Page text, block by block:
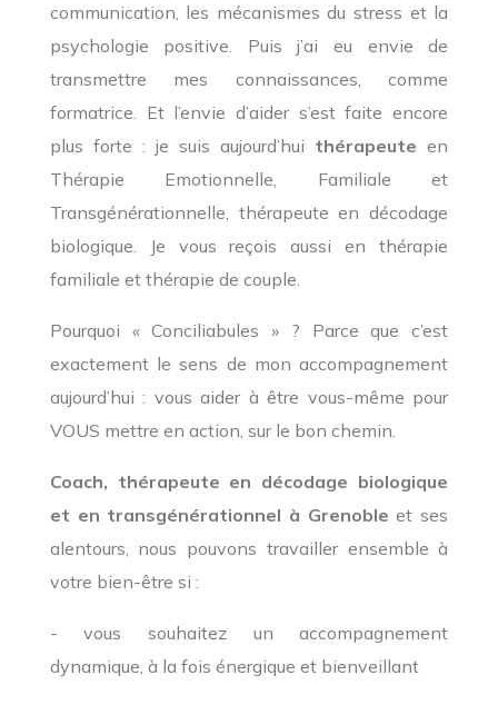
communication, les mécanismes du stress et la
psychologie positive. Puis j’ai eu envie de
transmettre mes connaissances, comme
formatrice. Et l’envie d’aider s’est faite encore
plus forte : je suis aujourd’hui thérapeute en
Thérapie Emotionnelle, Familiale et
Transgénérationnelle, thérapeute en décodage
biologique. Je vous reçois aussi en thérapie
familiale et thérapie de couple.
Pourquoi « Conciliabules » ? Parce que c’est
exactement le sens de mon accompagnement
aujourd’hui : vous aider à être vous-même pour
VOUS mettre en action, sur le bon chemin.
Coach, thérapeute en décodage biologique
et en transgénérationnel à Grenoble et ses
alentours, nous pouvons travailler ensemble à
votre bien-être si :
- vous souhaitez un accompagnement
dynamique, à la fois énergique et bienveillant